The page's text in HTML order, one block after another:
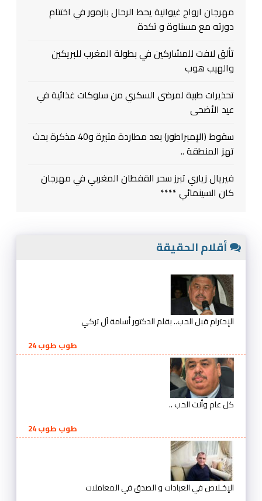
مهرجان ارواح غيوانية يحط الرحال بازمور في اختتام
دورته مع مسناوة و تكدة
تألق لافت للمشاركين في بطولة المغرب للبريكين
والهيب هوب
تحذيرات طبية لمرضى السكري من سلوكات غذائية في
عيد الأضحى
سقوط (الإمبراطور) بعد مطاردة متيرة و40 مذكرة بحث
تهز المنطقة ..
فيريال زياري تبرز سحر القفطان المغربي في مهرجان
كان السينمائي ****
أقلام الحقيقة
الإحترام قبل الحب.. بقلم الدكتور أسامة آل تركي
طوب طوب 24
كل عام وأنت الحب ..
طوب طوب 24
الإخـلاص في العبادات و الصدق في المعاملات